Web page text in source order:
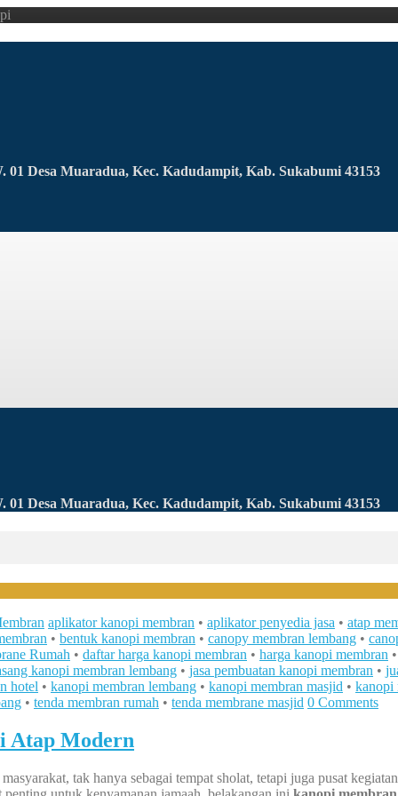
Desa Muaradua, Kec. Kadudampit, Kab. Sukabumi 43153
Desa Muaradua, Kec. Kadudampit, Kab. Sukabumi 43153
aplikator kanopi membran • aplikator penyedia jasa • atap
• bentuk kanopi membran • canopy membran lembang •
Rumah • daftar harga kanopi membran • harga kanopi membran
kanopi membran lembang • jasa pembuatan kanopi membran •
hotel • kanopi membran lembang • kanopi membran masjid • kanopi
• tenda membran rumah • tenda membrane masjid 0 Comments
Atap Modern
tak hanya sebagai tempat sholat, tetapi juga pusat